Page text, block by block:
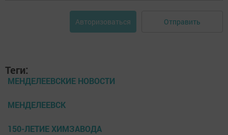
Авторизоваться Отправить
Теги:
МЕНДЕЛЕЕВСКИЕ НОВОСТИ
МЕНДЕЛЕЕВСК
150-ЛЕТИЕ ХИМЗАВОДА